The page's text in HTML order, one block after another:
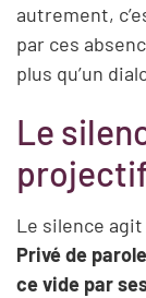
autrement,
par ces
plus qu’un
Le
Le silence
Privé de
ce vide par